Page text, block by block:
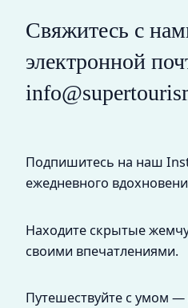
Свяжитесь с
электронной
Подпишитесь на наш
ежедневного
Находите скрытые
своими впечатлениями.
Путешествуйте с умом